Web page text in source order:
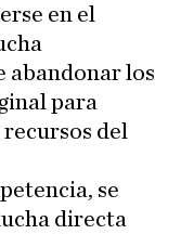
en el
abandonar los
para
del
se
directa